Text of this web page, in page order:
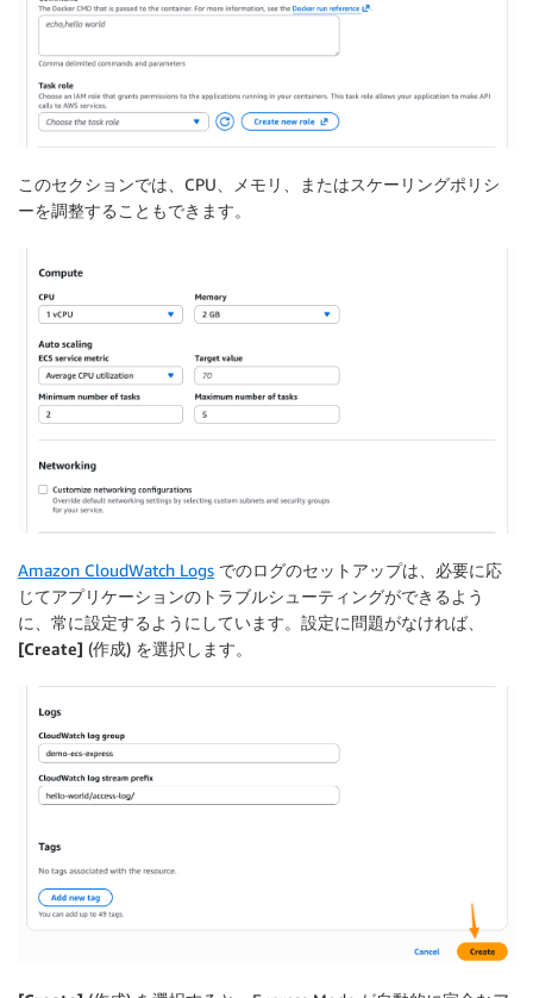
このセクションでは、CPU、メモリ、またはスケーリングポリシ
ーを調整することもできます。
Amazon CloudWatch Logs でのログのセットアップは、必要に応
じてアプリケーションのトラブルシューティングができるよう
に、常に設定するようにしています。設定に問題がなければ、
[Create] (作成) を選択します。